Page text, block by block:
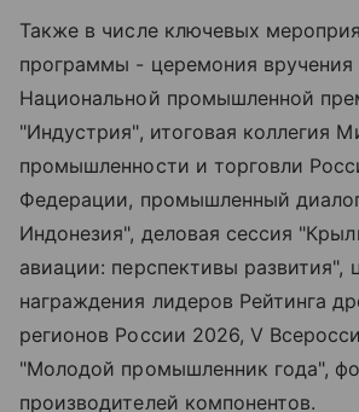
Также в числе ключевых
программы - церемония вручения
Национальной промышленной
"Индустрия", итоговая коллегия
промышленности и торговли
Федерации, промышленный
Индонезия", деловая сессия
авиации: перспективы развития",
награждения лидеров Рейтинга
регионов России 2026, V
"Молодой промышленник года",
производителей компонентов.